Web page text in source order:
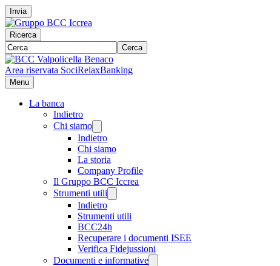
Invia
Ricerca
Cerca
Area riservata SociRelaxBanking
Menu
La banca
Indietro
Chi siamo
Indietro
Chi siamo
La storia
Company Profile
Il Gruppo BCC Iccrea
Strumenti utili
Indietro
Strumenti utili
BCC24h
Recuperare i documenti ISEE
Verifica Fidejussioni
Documenti e informative